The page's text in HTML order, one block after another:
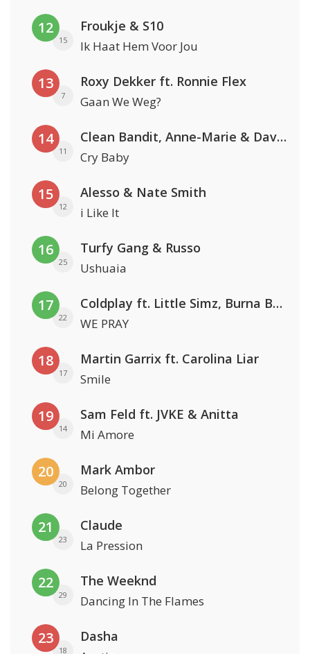
12
15
Froukje & S10
Ik Haat Hem Voor Jou
13
7
Roxy Dekker ft. Ronnie Flex
Gaan We Weg?
14
11
Clean Bandit, Anne-Marie & David Guetta
Cry Baby
15
12
Alesso & Nate Smith
i Like It
16
25
Turfy Gang & Russo
Ushuaia
17
22
Coldplay ft. Little Simz, Burna Boy, Elyanna & Tini
WE PRAY
18
17
Martin Garrix ft. Carolina Liar
Smile
19
14
Sam Feld ft. JVKE & Anitta
Mi Amore
20
20
Mark Ambor
Belong Together
21
23
Claude
La Pression
22
29
The Weeknd
Dancing In The Flames
23
18
Dasha